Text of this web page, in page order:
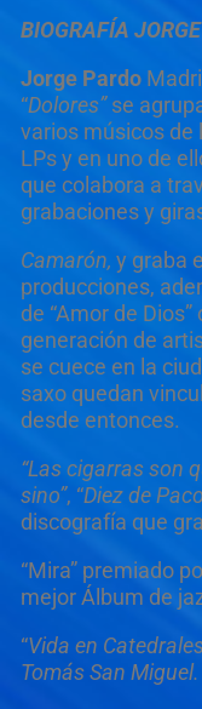
BIOGRAFÍA
Jorge Pardo
“Dolores”se
varios músicos de
LPs y en uno de
que colabora a
grabaciones y
Camarón, y graba
producciones,
de “Amor de
generación de
se cuece en la
saxo quedan
desde entonces.
“Las cigarras son
sino”, “Diez de
discografía que
“Mira” premiado
mejor Álbum de
“Vida en
Tomás San Miguel.